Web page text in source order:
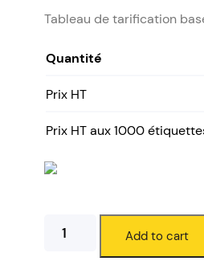
Tableau de tarification
Quantité
Prix HT
Prix HT aux 1000
Étiquettes
velin
Add to cart